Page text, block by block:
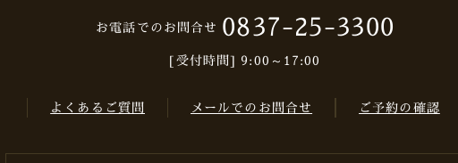
お電話でのお問合せ 0837-25-3300
[受付時間] 9:00～17:00
よくあるご質問 メールでのお問合せ ご予約の確認